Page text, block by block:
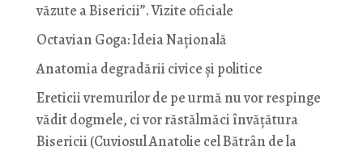
văzute a Bisericii”. Vizite oficiale
Octavian Goga: Ideia Naţională
Anatomia degradării civice și politice
Ereticii vremurilor de pe urmă nu vor respinge
vădit dogmele, ci vor răstălmăci învățătura
Bisericii (Cuviosul Anatolie cel Bătrân de la